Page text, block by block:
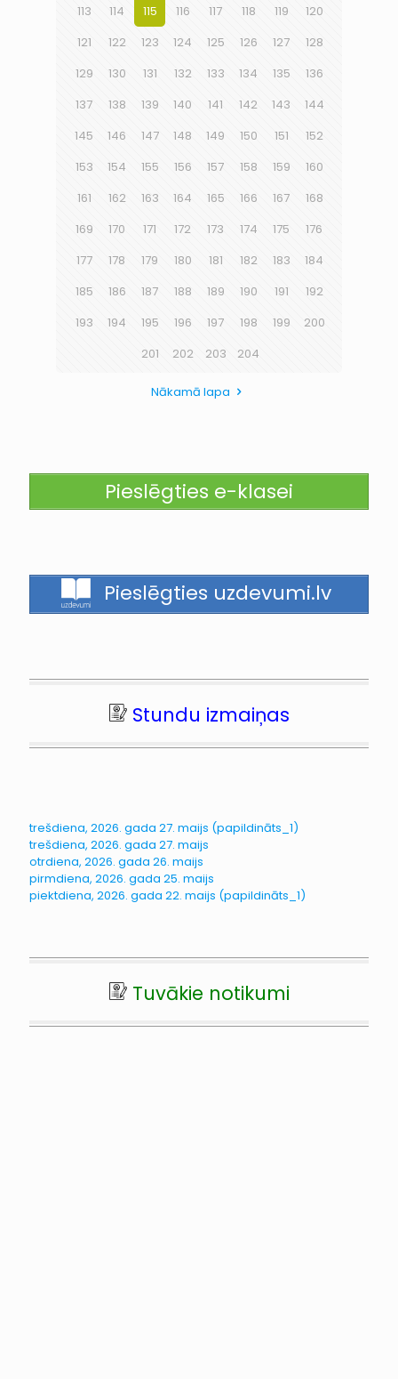
113
114 115 116 117 118 119
120
121
122 123 124 125 126 127
128
129
130 131 132 133 134 135
136
137
138 139 140 141 142 143
144
145
146 147 148 149 150 151
152
153
154 155 156 157 158 159
160
161
162 163 164 165 166 167
168
169
170 171 172 173 174 175
176
177
178 179 180 181 182 183
184
185
186 187 188 189 190 191
192
193
194 195 196 197 198 199
200
201
202 203 204
Nākamā lapa
Pieslēgties e-klasei
Pieslēgties uzdevumi.lv
Stundu izmaiņas
trešdiena, 2026. gada 27. maijs (papildināts_1)
trešdiena, 2026. gada 27. maijs
otrdiena, 2026. gada 26. maijs
pirmdiena, 2026. gada 25. maijs
piektdiena, 2026. gada 22. maijs (papildināts_1)
Tuvākie notikumi